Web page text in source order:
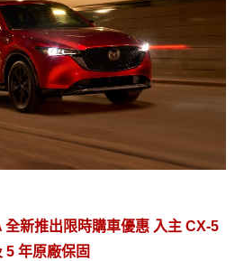
新推出限時購車優惠 入主 CX-5
5 年原廠保固